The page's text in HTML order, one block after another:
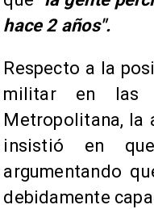
hace 2 años".
​Respecto a la
militar en las
Metropolitana, la
insistió en
argumentando
debidamente